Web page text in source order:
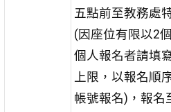
五點前至教務處
(因座位有限以2
個人報名者請填
上限，以報名順
帳號報名)，報名